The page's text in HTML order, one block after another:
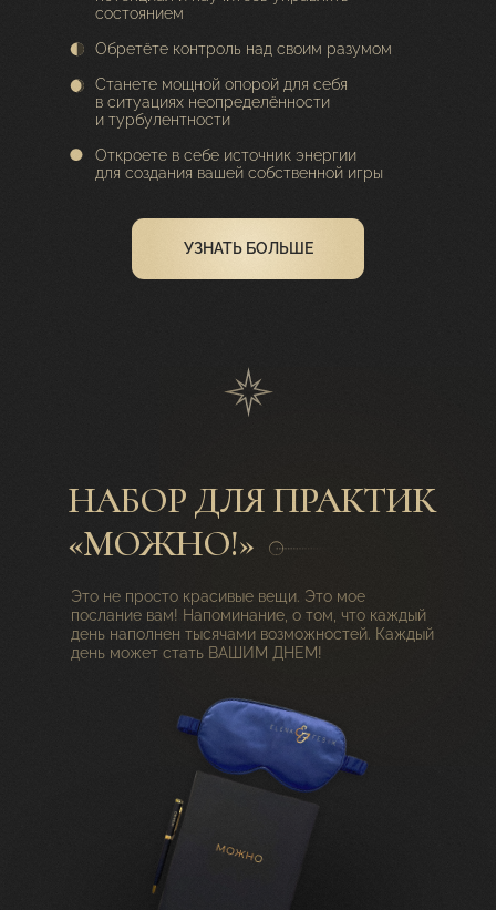
УЗНАТЬ БОЛЬШЕ
состоянием
Обретёте контроль над своим разумом
Станете мощной опорой для себя
в ситуациях неопределённости
и турбулентности
Откроете в себе источник энергии
для создания вашей собственной игры
НАБОР ДЛЯ ПРАКТИК
«МОЖНО!»
Это не просто красивые вещи. Это мое
послание вам! Напоминание, о том, что каждый
день наполнен тысячами возможностей. Каждый
день может стать ВАШИМ ДНЕМ!